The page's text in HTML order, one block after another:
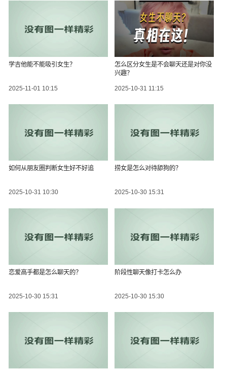
学吉他能不能吸引女生？
2025-11-01 10:15
怎么区分女生是不会聊天还是对你没
兴趣？
2025-10-31 11:15
如何从朋友圈判断女生好不好追
2025-10-31 10:30
捞女是怎么对待舔狗的？
2025-10-30 15:31
恋爱高手都是怎么聊天的？
2025-10-30 15:31
阶段性聊天像打卡怎么办
2025-10-30 15:30